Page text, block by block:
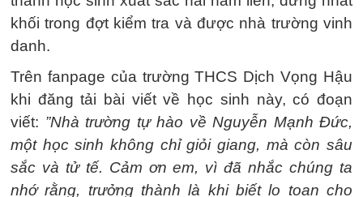
khối trong đợt kiểm tra và được nhà trường vinh
danh.
Trên fanpage của trường THCS Dịch Vọng Hậu
khi đăng tải bài viết về học sinh này, có đoạn
viết: ”Nhà trường tự hào về Nguyễn Mạnh Đức,
một học sinh không chỉ giỏi giang, mà còn sâu
sắc và tử tế. Cảm ơn em, vì đã nhắc chúng ta
nhớ rằng, trưởng thành là khi biết lo toan cho